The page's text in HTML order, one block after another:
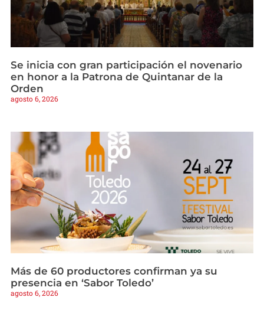
Se inicia con gran participación el novenario
en honor a la Patrona de Quintanar de la
Orden
agosto 6, 2026
Más de 60 productores confirman ya su
presencia en ‘Sabor Toledo’
agosto 6, 2026